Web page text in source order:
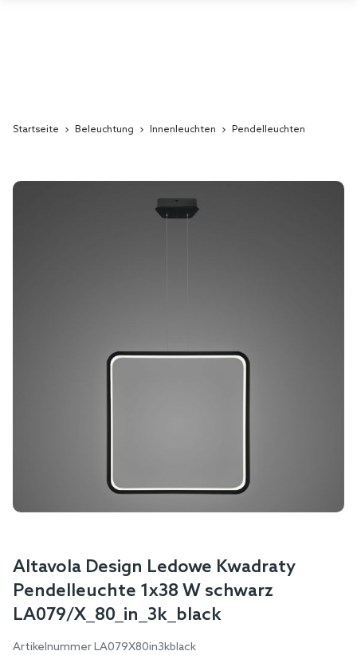
Startseite Beleuchtung Innenleuchten Pendelleuchten
Skip
Skip
to
beginning
of
Altavola Design Ledowe Kwadraty
Pendelleuchte 1x38 W schwarz
LA079/X_80_in_3k_black
ArtikelnummerLA079X80in3kblack